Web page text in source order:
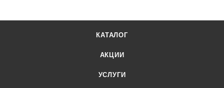
КАТАЛОГ
АКЦИИ
УСЛУГИ